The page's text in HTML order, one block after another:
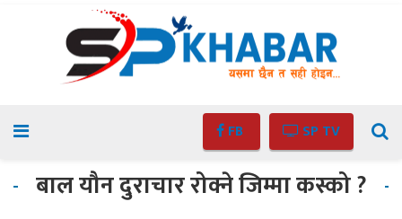
FB SP TV
बाल यौन दुराचार रोक्ने जिम्मा कस्को ?